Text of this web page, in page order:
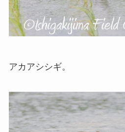
アカアシシギ。